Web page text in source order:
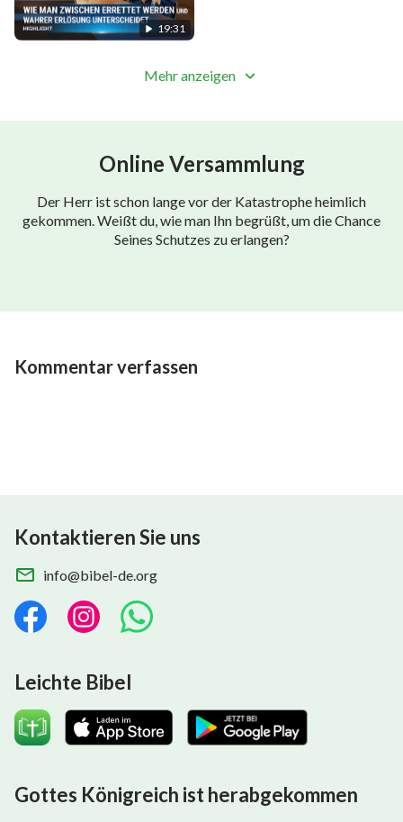
19:31
Mehr anzeigen
Online Versammlung
Der Herr ist schon lange vor der Katastrophe heimlich
gekommen. Weißt du, wie man Ihn begrüßt, um die Chance
Seines Schutzes zu erlangen?
Kommentar verfassen
Kontaktieren Sie uns
info@bibel-de.org
Leichte Bibel
Gottes Königreich ist herabgekommen